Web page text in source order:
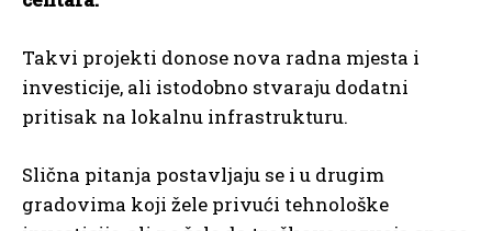
Takvi projekti donose nova radna mjesta i
investicije, ali istodobno stvaraju dodatni
pritisak na lokalnu infrastrukturu.
Slična pitanja postavljaju se i u drugim
gradovima koji žele privući tehnološke